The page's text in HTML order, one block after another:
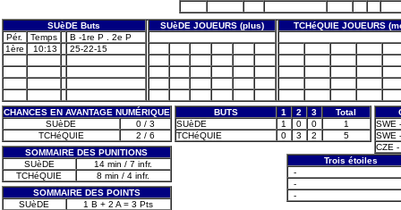
SUèDE Buts SUèDE JOUEURS (plus)
TCHéQUIE JOUEURS
Pér.
Temps
B -1re P . 2e P
1ère
10:13 25-22-15
CHANCES EN AVANTAGE NUMÉRIQUE
SUèDE
0 / 3
TCHéQUIE
2 / 6
SOMMAIRE DES PUNITIONS
SUèDE
14 min / 7 infr.
TCHéQUIE
8 min / 4 infr.
SOMMAIRE DES POINTS
SUèDE
1 B + 2 A = 3 Pts
BUTS 1 2 3
Total
SUèDE
1 0 0
1
TCHéQUIE
0 3 2 5
SWE
SWE
CZE
Trois étoiles
-
-
-